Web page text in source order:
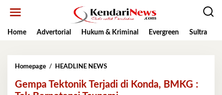
Home
Advertorial Hukum & Kriminal Evergreen Sultra
Homepage / HEADLINE NEWSGempa
Terjadi
di
Gempa Tektonik Terjadi di Konda, BMKG :